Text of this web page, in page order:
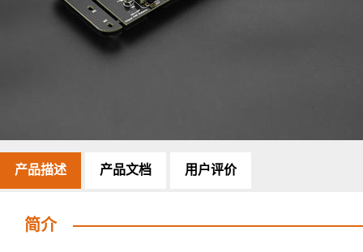
产品描述 产品文档 用户评价
简介